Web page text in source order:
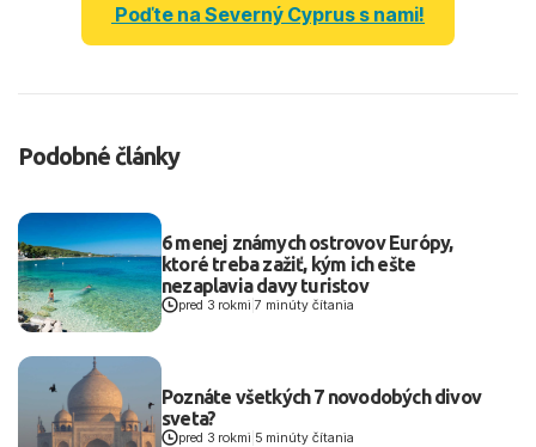
Poďte na Severný Cyprus s nami!
Podobné články
6 menej známych ostrovov Európy,
ktoré treba zažiť, kým ich ešte
nezaplavia davy turistov
pred 3 rokmi |7 minúty čítania
Poznáte všetkých 7 novodobých divov
sveta?
pred 3 rokmi 5 minúty čítania